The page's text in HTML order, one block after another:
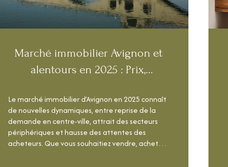
Marché immobilier Avignon et
alentours en 2025 : Prix,
Le marché immobilier d’Avignon en 2025 connaît
de nouvelles dynamiques, entre reprise de la
demande en centre-ville, attrait des secteurs
périphériques et hausse des attentes des
acheteurs. Que vous souhaitiez vendre, acheter